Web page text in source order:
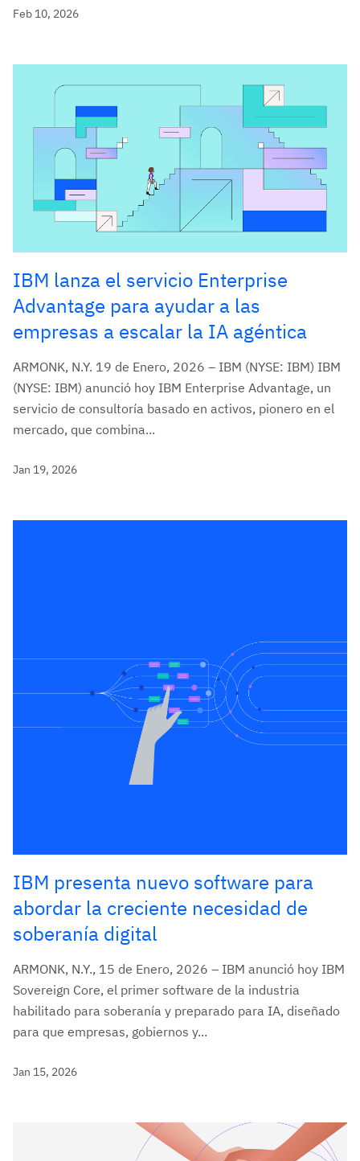
Feb 10, 2026
IBM lanza el servicio Enterprise
Advantage para ayudar a las
empresas a escalar la IA agéntica
ARMONK, N.Y. 19 de Enero, 2026 – IBM (NYSE: IBM) IBM
(NYSE: IBM) anunció hoy IBM Enterprise Advantage, un
servicio de consultoría basado en activos, pionero en el
mercado, que combina...
Jan 19, 2026
IBM presenta nuevo software para
abordar la creciente necesidad de
soberanía digital
ARMONK, N.Y., 15 de Enero, 2026 – IBM anunció hoy IBM
Sovereign Core, el primer software de la industria
habilitado para soberanía y preparado para IA, diseñado
para que empresas, gobiernos y...
Jan 15, 2026